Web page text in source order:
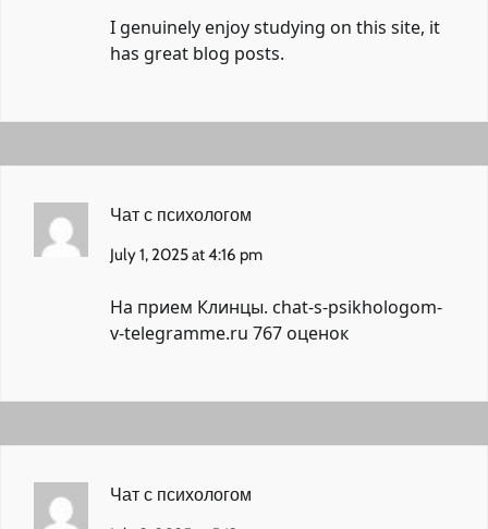
I genuinely enjoy studying on this site, it
has great blog posts.
Чат с психологом
July 1, 2025 at 4:16 pm
На прием Клинцы. chat-s-psikhologom-
v-telegramme.ru 767 оценок
Чат с психологом